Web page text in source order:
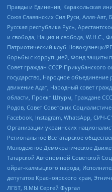
Правды и Единения, Каракольская
Союз Славянских Сил Руси, Алля-Аят,
Русская республика Русь,
и свобода, Нация и свобода, W.H.С.,
Патриотический клуб-
борьбы с коррупцией, Фонд защиты
Совет граждан СССР Прикубанского
государство, Народное объединение
движение Адат, Народный совет
области, Проект Штурм, Граждане
Родов, Совет Советских
Facebook, Instagram, WhatsApp, СИЧ-
Организации украинских
Региональное Всетатарское
Молодежное Демократическое
Татарской Автономной Советской
ойрат-калмыцкого народа,
депутатов Красноярского края,
ЛГБТ, Я.МЫ Сергей Фургал